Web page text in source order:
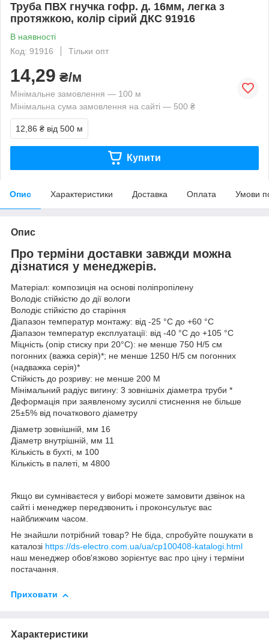
Труба ПВХ гнучка гофр. д. 16мм, легка з
протяжкою, колір сірий ДКС 91916
В наявності
Код: 91916
Тільки опт
14,29 ₴/м
Мінімальне замовлення — 100 м
Мінімальна сума замовлення на сайті — 500 ₴
12,86 ₴ від 500 м
Купити
Опис Характеристики Доставка Оплата Умови
Опис
Про терміни доставки завжди можна
дізнатися у менеджерів.
Матеріал: композиція на основі поліпропілену
Володіє стійкістю до дії вологи
Володіє стійкістю до старіння
Діапазон температур монтажу: від -25 °С до +60 °С
Діапазон температур експлуатації: від -40 °С до +105 °С
Міцність (опір стиску при 20°С): не менше 750 Н/5 см
погонних (важка серія)*; не менше 1250 Н/5 см погонних
(надважка серія)*
Стійкість до розриву: не менше 200 М
Мінімальний радіус вигину: 3 зовнішніх діаметра труби *
Деформація при заявленому зусиллі стиснення не більше
25±5% від початкового діаметру
Діаметр зовнішній, мм 16
Діаметр внутрішній, мм 11
Кількість в бухті, м 100
Кількість в палеті, м 4800
Якщо ви сумніваєтеся у виборі можете замовити дзвінок на
сайті і менеджер передзвонить і проконсультує вас
найближчим часом.
Не знайшли потрібний товар? Не біда, спробуйте пошукати в
каталозі https://ds-electro.com.ua/ua/cp100408-katalogi.html
наш менеджер обов'язково зорієнтує вас про ціну і терміни
постачання.
Приховати
Характеристики